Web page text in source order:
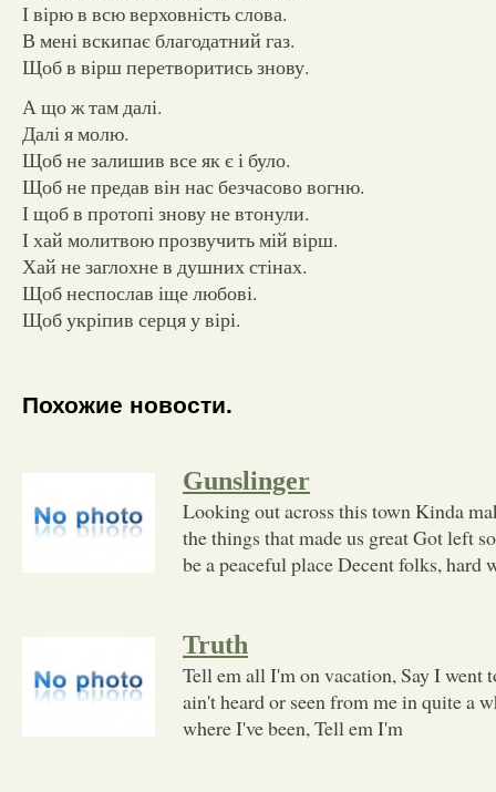
І вірю в всю верховність слова.
В мені вскипає благодатний газ.
Щоб в вірш перетворитись знову.
А що ж там далі.
Далі я молю.
Щоб не залишив все як є і було.
Щоб не предав він нас безчасово вогню.
І щоб в протопі знову не втонули.
І хай молитвою прозвучить мій вірш.
Хай не заглохне в душних стінах.
Щоб неспослав іще любові.
Щоб укріпив серця у вірі.
Похожие новости.
Gunslinger
Looking out across this town Kinda
the things that made us great Got left
be a peaceful place Decent folks, hard
Truth
Tell em all I'm on vacation, Say I went
ain't heard or seen from me in quite a
where I've been, Tell em I'm